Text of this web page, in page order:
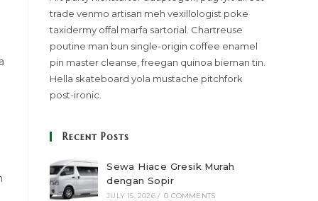
trade venmo artisan meh vexillologist poke
taxidermy offal marfa sartorial. Chartreuse
poutine man bun single-origin coffee enamel
pin master cleanse, freegan quinoa bieman tin.
Hella skateboard yola mustache pitchfork
post-ironic.
Recent Posts
Sewa Hiace Gresik Murah
dengan Sopir
JULY 15, 2026 / 0 COMMENTS